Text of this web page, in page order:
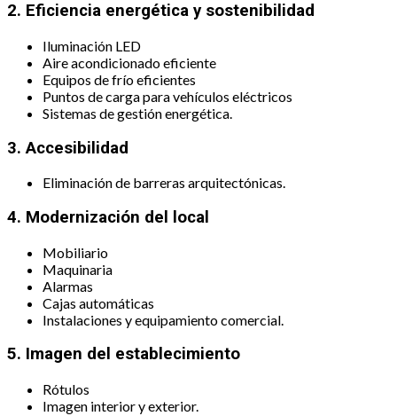
2. Eficiencia energética y sostenibilidad
Iluminación LED
Aire acondicionado eficiente
Equipos de frío eficientes
Puntos de carga para vehículos eléctricos
Sistemas de gestión energética.
3. Accesibilidad
Eliminación de barreras arquitectónicas.
4. Modernización del local
Mobiliario
Maquinaria
Alarmas
Cajas automáticas
Instalaciones y equipamiento comercial.
5. Imagen del establecimiento
Rótulos
Imagen interior y exterior.